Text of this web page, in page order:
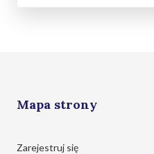
Mapa strony
Zarejestruj się